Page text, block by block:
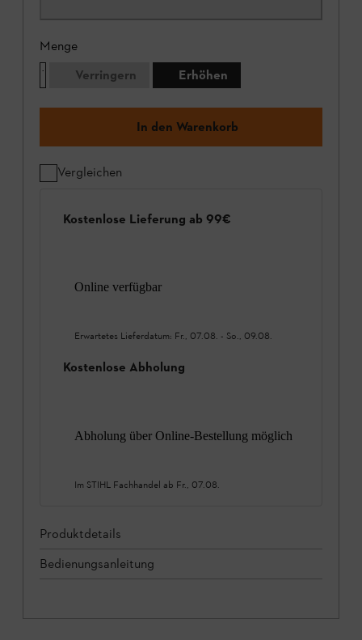
Menge
Verringern
Erhöhen
In den Warenkorb
Vergleichen
Kostenlose Lieferung ab 99€
Online verfügbar
Erwartetes Lieferdatum: Fr., 07.08. - So., 09.08.
Kostenlose Abholung
Abholung über Online-Bestellung möglich
Im STIHL Fachhandel ab Fr., 07.08.
Produktdetails
Bedienungsanleitung